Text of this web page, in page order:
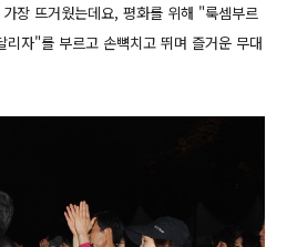
장 뜨거웠는데요, 평화를 위해 "룩셈부르
자"를 부르고 손뼉치고 뛰며 즐거운 무대